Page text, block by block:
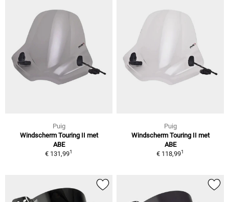
Puig
Windscherm Touring II met
ABE
€ 131,991
Puig
Windscherm Touring II met
ABE
€ 118,991